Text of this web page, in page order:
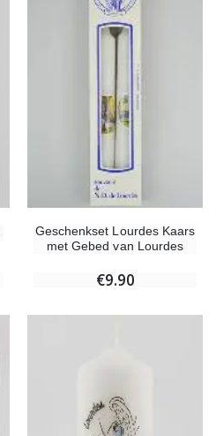
Geschenkset Lourdes Kaars
met Gebed van Lourdes
€9.90